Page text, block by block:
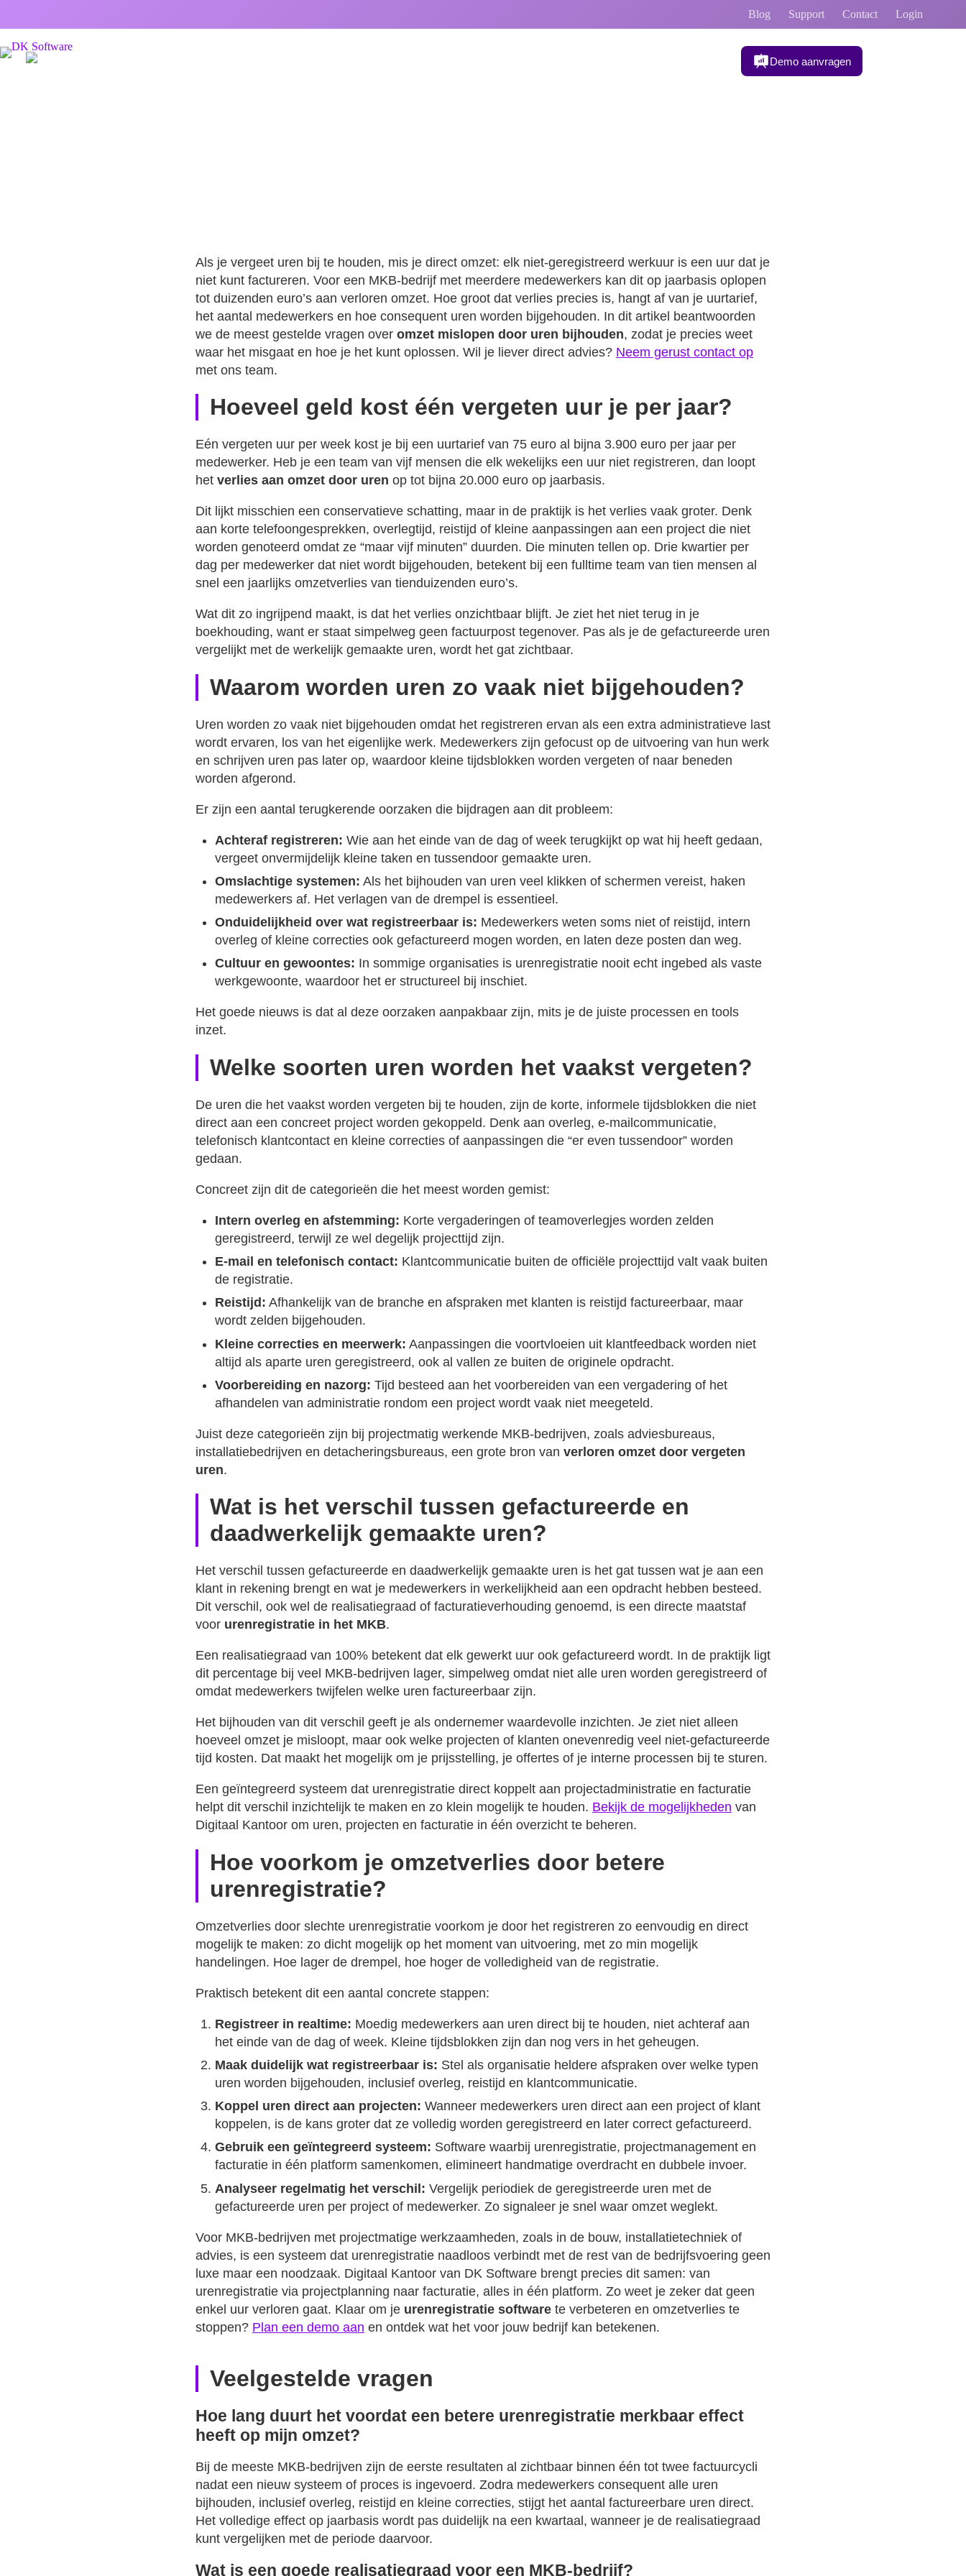
Blog Support Contact Login
Demo aanvragen
Als je vergeet uren bij te houden, mis je direct omzet: elk niet-geregistreerd werkuur is een uur dat je
niet kunt factureren. Voor een MKB-bedrijf met meerdere medewerkers kan dit op jaarbasis oplopen
tot duizenden euro’s aan verloren omzet. Hoe groot dat verlies precies is, hangt af van je uurtarief,
het aantal medewerkers en hoe consequent uren worden bijgehouden. In dit artikel beantwoorden
we de meest gestelde vragen over omzet mislopen door uren bijhouden, zodat je precies weet
waar het misgaat en hoe je het kunt oplossen. Wil je liever direct advies? Neem gerust contact op
met ons team.
Hoeveel geld kost één vergeten uur je per jaar?
Eén vergeten uur per week kost je bij een uurtarief van 75 euro al bijna 3.900 euro per jaar per
medewerker. Heb je een team van vijf mensen die elk wekelijks een uur niet registreren, dan loopt
het verlies aan omzet door uren op tot bijna 20.000 euro op jaarbasis.
Dit lijkt misschien een conservatieve schatting, maar in de praktijk is het verlies vaak groter. Denk
aan korte telefoongesprekken, overlegtijd, reistijd of kleine aanpassingen aan een project die niet
worden genoteerd omdat ze “maar vijf minuten” duurden. Die minuten tellen op. Drie kwartier per
dag per medewerker dat niet wordt bijgehouden, betekent bij een fulltime team van tien mensen al
snel een jaarlijks omzetverlies van tienduizenden euro’s.
Wat dit zo ingrijpend maakt, is dat het verlies onzichtbaar blijft. Je ziet het niet terug in je
boekhouding, want er staat simpelweg geen factuurpost tegenover. Pas als je de gefactureerde uren
vergelijkt met de werkelijk gemaakte uren, wordt het gat zichtbaar.
Waarom worden uren zo vaak niet bijgehouden?
Uren worden zo vaak niet bijgehouden omdat het registreren ervan als een extra administratieve last
wordt ervaren, los van het eigenlijke werk. Medewerkers zijn gefocust op de uitvoering van hun werk
en schrijven uren pas later op, waardoor kleine tijdsblokken worden vergeten of naar beneden
worden afgerond.
Er zijn een aantal terugkerende oorzaken die bijdragen aan dit probleem:
Achteraf registreren: Wie aan het einde van de dag of week terugkijkt op wat hij heeft gedaan,
vergeet onvermijdelijk kleine taken en tussendoor gemaakte uren.
Omslachtige systemen: Als het bijhouden van uren veel klikken of schermen vereist, haken
medewerkers af. Het verlagen van de drempel is essentieel.
Onduidelijkheid over wat registreerbaar is: Medewerkers weten soms niet of reistijd, intern
overleg of kleine correcties ook gefactureerd mogen worden, en laten deze posten dan weg.
Cultuur en gewoontes: In sommige organisaties is urenregistratie nooit echt ingebed als vaste
werkgewoonte, waardoor het er structureel bij inschiet.
Het goede nieuws is dat al deze oorzaken aanpakbaar zijn, mits je de juiste processen en tools
inzet.
Welke soorten uren worden het vaakst vergeten?
De uren die het vaakst worden vergeten bij te houden, zijn de korte, informele tijdsblokken die niet
direct aan een concreet project worden gekoppeld. Denk aan overleg, e-mailcommunicatie,
telefonisch klantcontact en kleine correcties of aanpassingen die “er even tussendoor” worden
gedaan.
Concreet zijn dit de categorieën die het meest worden gemist:
Intern overleg en afstemming: Korte vergaderingen of teamoverlegjes worden zelden
geregistreerd, terwijl ze wel degelijk projecttijd zijn.
E-mail en telefonisch contact: Klantcommunicatie buiten de officiële projecttijd valt vaak buiten
de registratie.
Reistijd: Afhankelijk van de branche en afspraken met klanten is reistijd factureerbaar, maar
wordt zelden bijgehouden.
Kleine correcties en meerwerk: Aanpassingen die voortvloeien uit klantfeedback worden niet
altijd als aparte uren geregistreerd, ook al vallen ze buiten de originele opdracht.
Voorbereiding en nazorg: Tijd besteed aan het voorbereiden van een vergadering of het
afhandelen van administratie rondom een project wordt vaak niet meegeteld.
Juist deze categorieën zijn bij projectmatig werkende MKB-bedrijven, zoals adviesbureaus,
installatiebedrijven en detacheringsbureaus, een grote bron van verloren omzet door vergeten
uren.
Wat is het verschil tussen gefactureerde en
daadwerkelijk gemaakte uren?
Het verschil tussen gefactureerde en daadwerkelijk gemaakte uren is het gat tussen wat je aan een
klant in rekening brengt en wat je medewerkers in werkelijkheid aan een opdracht hebben besteed.
Dit verschil, ook wel de realisatiegraad of facturatieverhouding genoemd, is een directe maatstaf
voor urenregistratie in het MKB.
Een realisatiegraad van 100% betekent dat elk gewerkt uur ook gefactureerd wordt. In de praktijk ligt
dit percentage bij veel MKB-bedrijven lager, simpelweg omdat niet alle uren worden geregistreerd of
omdat medewerkers twijfelen welke uren factureerbaar zijn.
Het bijhouden van dit verschil geeft je als ondernemer waardevolle inzichten. Je ziet niet alleen
hoeveel omzet je misloopt, maar ook welke projecten of klanten onevenredig veel niet-gefactureerde
tijd kosten. Dat maakt het mogelijk om je prijsstelling, je offertes of je interne processen bij te sturen.
Een geïntegreerd systeem dat urenregistratie direct koppelt aan projectadministratie en facturatie
helpt dit verschil inzichtelijk te maken en zo klein mogelijk te houden. Bekijk de mogelijkheden van
Digitaal Kantoor om uren, projecten en facturatie in één overzicht te beheren.
Hoe voorkom je omzetverlies door betere
urenregistratie?
Omzetverlies door slechte urenregistratie voorkom je door het registreren zo eenvoudig en direct
mogelijk te maken: zo dicht mogelijk op het moment van uitvoering, met zo min mogelijk
handelingen. Hoe lager de drempel, hoe hoger de volledigheid van de registratie.
Praktisch betekent dit een aantal concrete stappen:
Registreer in realtime: Moedig medewerkers aan uren direct bij te houden, niet achteraf aan
het einde van de dag of week. Kleine tijdsblokken zijn dan nog vers in het geheugen.
Maak duidelijk wat registreerbaar is: Stel als organisatie heldere afspraken over welke typen
uren worden bijgehouden, inclusief overleg, reistijd en klantcommunicatie.
Koppel uren direct aan projecten: Wanneer medewerkers uren direct aan een project of klant
koppelen, is de kans groter dat ze volledig worden geregistreerd en later correct gefactureerd.
Gebruik een geïntegreerd systeem: Software waarbij urenregistratie, projectmanagement en
facturatie in één platform samenkomen, elimineert handmatige overdracht en dubbele invoer.
Analyseer regelmatig het verschil: Vergelijk periodiek de geregistreerde uren met de
gefactureerde uren per project of medewerker. Zo signaleer je snel waar omzet weglekt.
Voor MKB-bedrijven met projectmatige werkzaamheden, zoals in de bouw, installatietechniek of
advies, is een systeem dat urenregistratie naadloos verbindt met de rest van de bedrijfsvoering geen
luxe maar een noodzaak. Digitaal Kantoor van DK Software brengt precies dit samen: van
urenregistratie via projectplanning naar facturatie, alles in één platform. Zo weet je zeker dat geen
enkel uur verloren gaat. Klaar om je urenregistratie software te verbeteren en omzetverlies te
stoppen? Plan een demo aan en ontdek wat het voor jouw bedrijf kan betekenen.
Veelgestelde vragen
Hoe lang duurt het voordat een betere urenregistratie merkbaar effect
heeft op mijn omzet?
Bij de meeste MKB-bedrijven zijn de eerste resultaten al zichtbaar binnen één tot twee factuurcycli
nadat een nieuw systeem of proces is ingevoerd. Zodra medewerkers consequent alle uren
bijhouden, inclusief overleg, reistijd en kleine correcties, stijgt het aantal factureerbare uren direct.
Het volledige effect op jaarbasis wordt pas duidelijk na een kwartaal, wanneer je de realisatiegraad
kunt vergelijken met de periode daarvoor.
Wat is een goede realisatiegraad voor een MKB-bedrijf?